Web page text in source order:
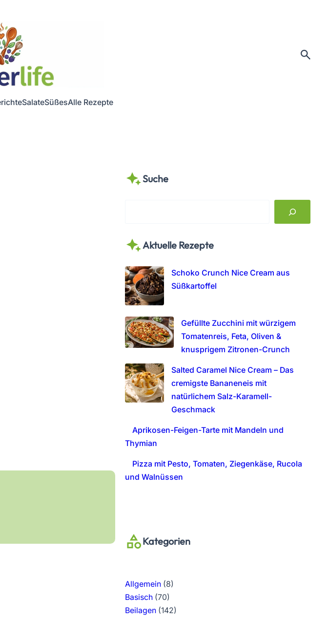
SalateSüßesAlle Rezepte
Suche
r
h
Aktuelle Rezepte
Schoko Crunch Nice Cream aus
Süßkartoffel
Gefüllte Zucchini mit würzigem
Tomatenreis, Feta, Oliven &
knusprigem Zitronen-Crunch
Salted Caramel Nice Cream – Das
cremigste Bananeneis mit
natürlichem Salz-Karamell-
Geschmack
Aprikosen-Feigen-Tarte mit Mandeln und
Thymian
Pizza mit Pesto, Tomaten, Ziegenkäse, Rucola
und Walnüssen
Kategorien
Allgemein(8)
Basisch(70)
Beilagen(142)